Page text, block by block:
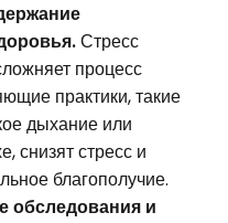
Стресс
процесс
практики, такие
дыхание или
снизят стресс и
благополучие.
обследования и